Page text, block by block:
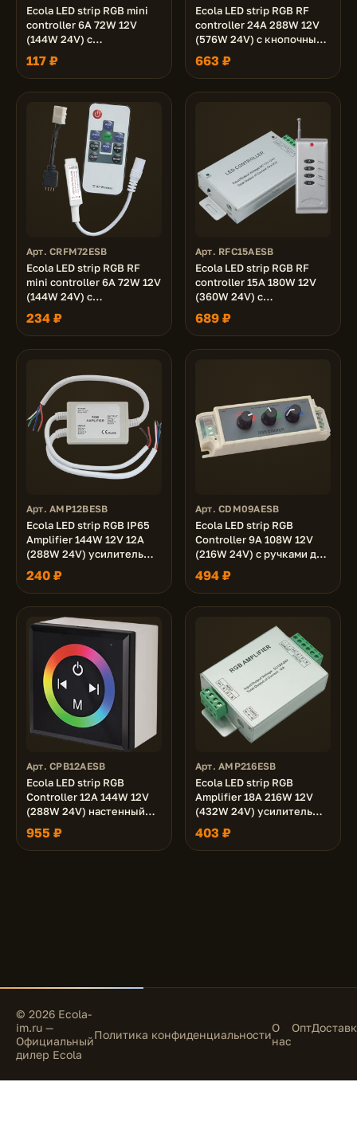
Ecola LED strip RGB mini
controller 6A 72W 12V
(144W 24V) с
переходником с
кнопками для управления
117 ₽
Ecola LED strip RGB RF
controller 24A 288W 12V
(576W 24V) с кнопочным
черным радиопультом
663 ₽
Арт. CRFM72ESB
Ecola LED strip RGB RF
mini controller 6A 72W 12V
(144W 24V) с
переходником и
радиопультом
управления
234 ₽
Арт. RFC15AESB
Ecola LED strip RGB RF
controller 15A 180W 12V
(360W 24V) с
радиопультом
управления
689 ₽
Арт. AMP12BESB
Ecola LED strip RGB IP65
Amplifier 144W 12V 12A
(288W 24V) усилитель
для RGB ленты
240 ₽
Арт. CDM09AESB
Ecola LED strip RGB
Controller 9A 108W 12V
(216W 24V) c ручками для
управления
494 ₽
Арт. CPB12AESB
Ecola LED strip RGB
Controller 12A 144W 12V
(288W 24V) настенный
черный с кольцевым
сенсором с установ.
коробкой
955 ₽
Арт. AMP216ESB
Ecola LED strip RGB
Amplifier 18А 216W 12V
(432W 24V) усилитель
для RGB ленты
403 ₽
© 2026 Ecola-
im.ru —
Официальный
дилер Ecola
Политика конфиденциальностиО
нас
Опт